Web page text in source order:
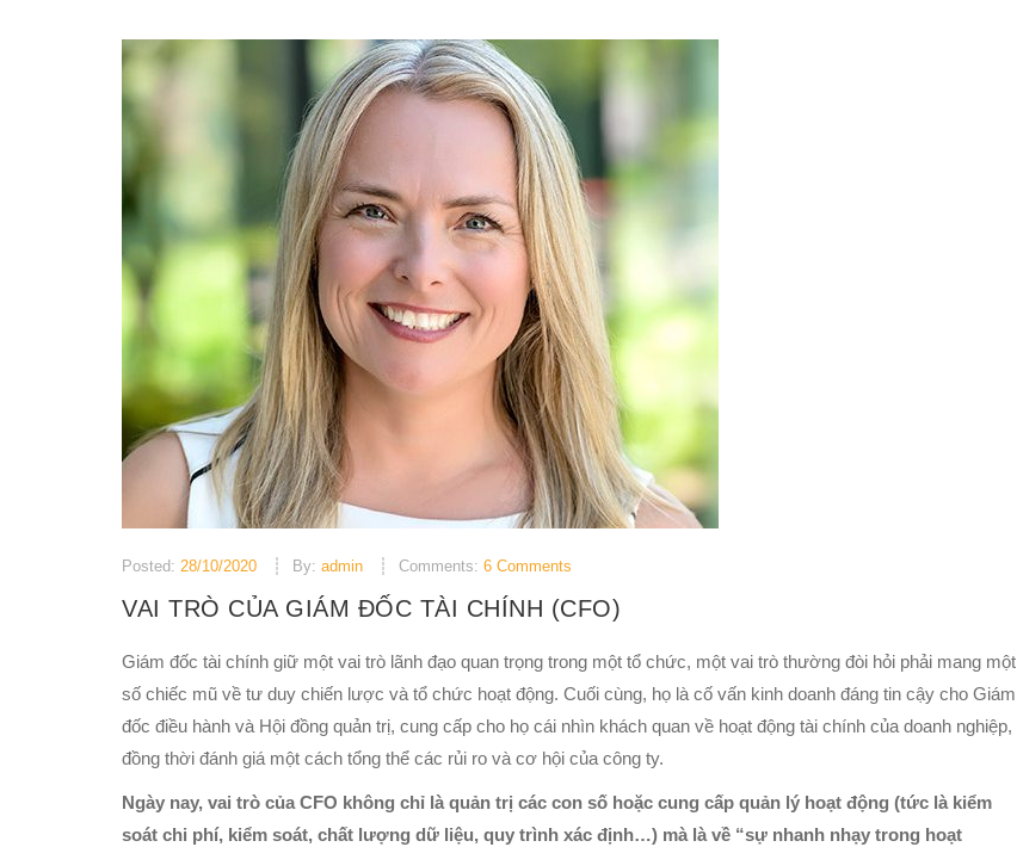
Posted: 28/10/2020 By: admin Comments: 6 Comments
VAI TRÒ CỦA GIÁM ĐỐC TÀI CHÍNH (CFO)
Giám đốc tài chính giữ một vai trò lãnh đạo quan trọng trong một tổ chức, một vai trò thường đòi hỏi phải mang một
số chiếc mũ về tư duy chiến lược và tổ chức hoạt động. Cuối cùng, họ là cố vấn kinh doanh đáng tin cậy cho Giám
đốc điều hành và Hội đồng quản trị, cung cấp cho họ cái nhìn khách quan về hoạt động tài chính của doanh nghiệp,
đồng thời đánh giá một cách tổng thể các rủi ro và cơ hội của công ty.
Ngày nay, vai trò của CFO không chỉ là quản trị các con số hoặc cung cấp quản lý hoạt động (tức là kiểm
soát chi phí, kiểm soát, chất lượng dữ liệu, quy trình xác định…) mà là về “sự nhanh nhạy trong hoạt